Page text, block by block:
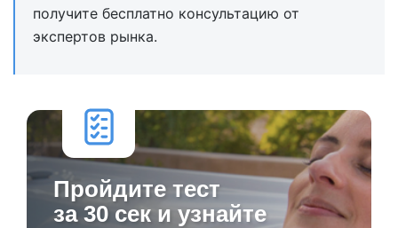
получите бесплатно консультацию от
экспертов рынка.
Пройдите тест
за 30 сек и узнайте